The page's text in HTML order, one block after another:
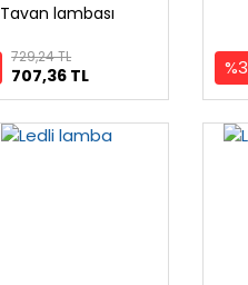
Tavan lambası
707,36 TL
729,24 TL %3